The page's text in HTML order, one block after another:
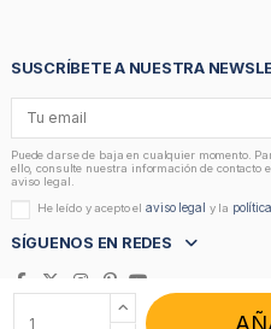
SUSCRÍBETE A NUESTRA
Puede darse de baja en cualquier momento.
ello, consulte nuestra información de contacto
aviso legal.
He leído y acepto elaviso legal y la
SÍGUENOS EN REDES